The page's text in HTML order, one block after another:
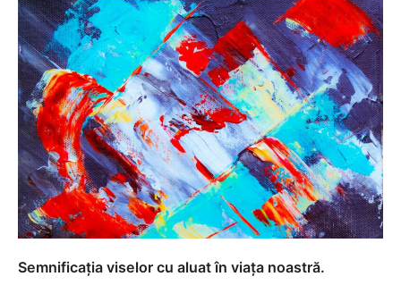
Semnificația viselor cu aluat în viața noastră.